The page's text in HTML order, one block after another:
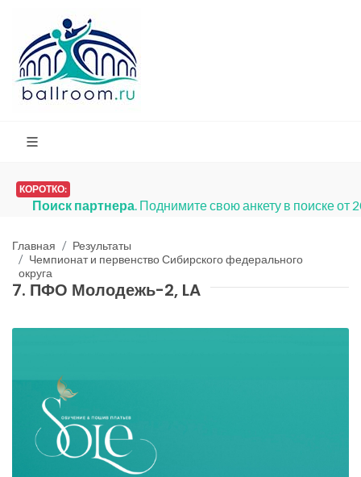
КОРОТКО:
Поиск партнера. Поднимите свою анкету в поиске от
Главная
Результаты
Чемпионат и первенство Сибирского федерального
округа
7. ПФО Молодежь-2, LA